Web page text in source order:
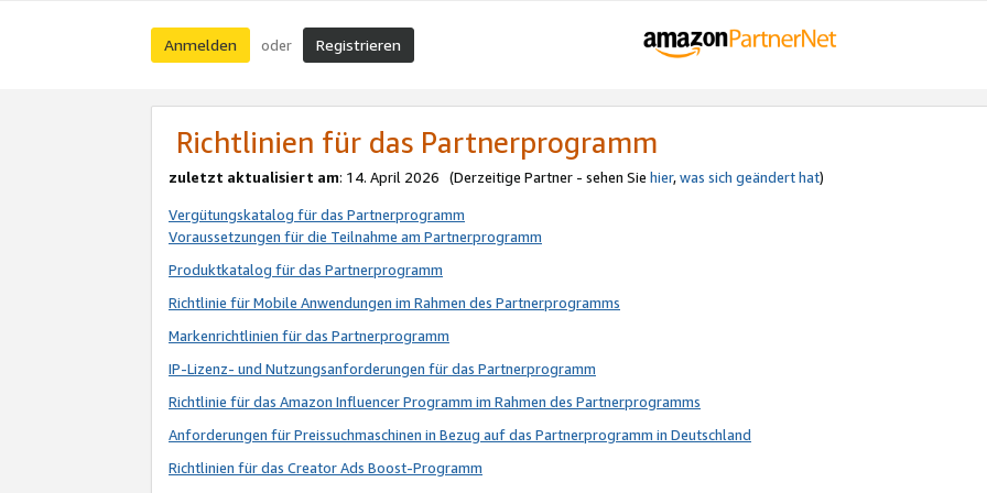
Anmelden oder Registrieren
Richtlinien für das Partnerprogramm
zuletzt aktualisiert am: 14. April 2026 (Derzeitige Partner - sehen Sie hier,was sich geändert hat)
Vergütungskatalog für das Partnerprogramm
Voraussetzungen für die Teilnahme am Partnerprogramm
Produktkatalog für das Partnerprogramm
Richtlinie für Mobile Anwendungen im Rahmen des Partnerprogramms
Markenrichtlinien für das Partnerprogramm
IP-Lizenz- und Nutzungsanforderungen für das Partnerprogramm
Richtlinie für das Amazon Influencer Programm im Rahmen des Partnerprogramms
Anforderungen für Preissuchmaschinen in Bezug auf das Partnerprogramm in Deutschland
Richtlinien für das Creator Ads Boost-Programm